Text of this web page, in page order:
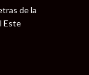
de la
Este